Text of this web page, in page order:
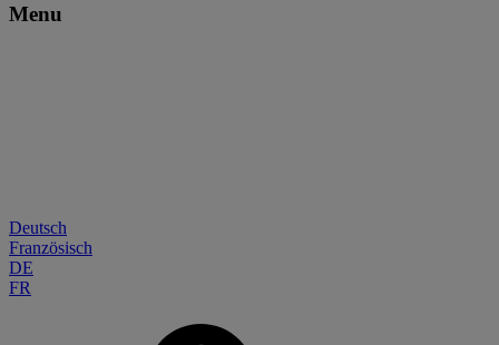
Menu
Deutsch
Französisch
DE
FR